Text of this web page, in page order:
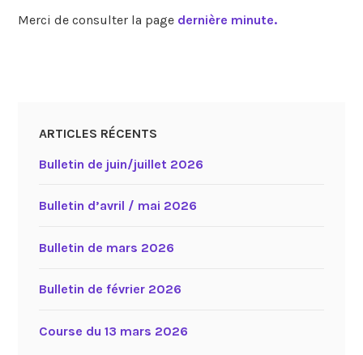
Merci de consulter la page dernière minute.
ARTICLES RÉCENTS
Bulletin de juin/juillet 2026
Bulletin d’avril / mai 2026
Bulletin de mars 2026
Bulletin de février 2026
Course du 13 mars 2026